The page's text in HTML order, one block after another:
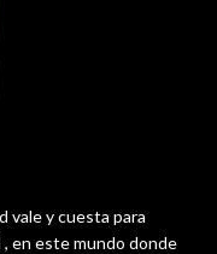
vale y cuesta para
, en este mundo donde